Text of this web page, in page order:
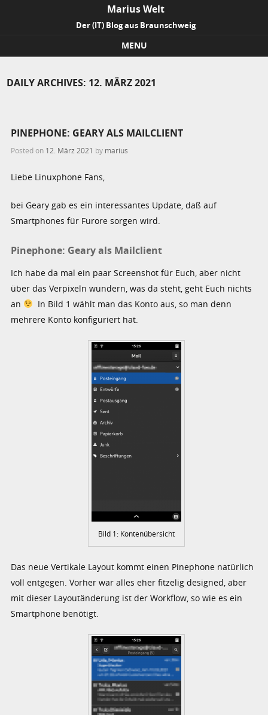
Marius Welt
Der (IT) Blog aus Braunschweig
MENU
DAILY ARCHIVES: 12. MÄRZ 2021
PINEPHONE: GEARY ALS MAILCLIENT
Posted on 12. März 2021 by marius
Liebe Linuxphone Fans,
bei Geary gab es ein interessantes Update, daß auf
Smartphones für Furore sorgen wird.
Pinephone: Geary als Mailclient
Ich habe da mal ein paar Screenshot für Euch, aber nicht
über das Verpixeln wundern, was da steht, geht Euch nichts
an
In Bild 1 wählt man das Konto aus, so man denn
mehrere Konto konfiguriert hat.
Bild 1: Kontenübersicht
Das neue Vertikale Layout kommt einen Pinephone natürlich
voll entgegen. Vorher war alles eher fitzelig designed, aber
mit dieser Layoutänderung ist der Workflow, so wie es ein
Smartphone benötigt.